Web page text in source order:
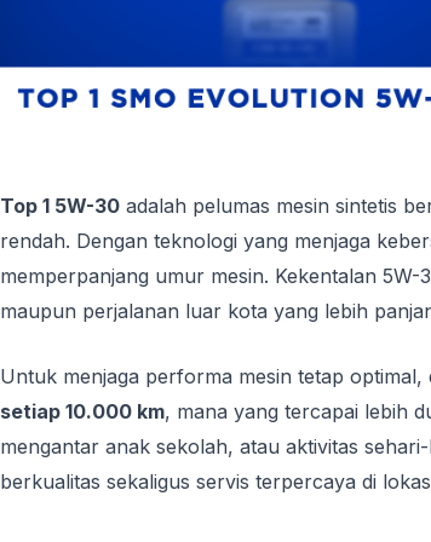
Top 1 5W-30 adalah pelumas mesin sintetis
rendah. Dengan teknologi yang menjaga
memperpanjang umur mesin. Kekentalan
maupun perjalanan luar kota yang lebih
Untuk menjaga performa mesin tetap
setiap 10.000 km, mana yang tercapai lebih
mengantar anak sekolah, atau aktivitas
berkualitas sekaligus servis terpercaya di